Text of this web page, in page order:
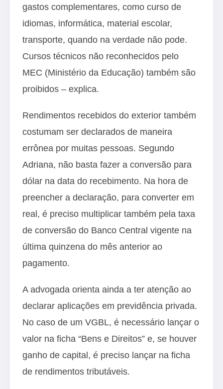
gastos complementares, como curso de
idiomas, informática, material escolar,
transporte, quando na verdade não pode.
Cursos técnicos não reconhecidos pelo
MEC (Ministério da Educação) também são
proibidos – explica.
Rendimentos recebidos do exterior também
costumam ser declarados de maneira
errônea por muitas pessoas. Segundo
Adriana, não basta fazer a conversão para
dólar na data do recebimento. Na hora de
preencher a declaração, para converter em
real, é preciso multiplicar também pela taxa
de conversão do Banco Central vigente na
última quinzena do mês anterior ao
pagamento.
A advogada orienta ainda a ter atenção ao
declarar aplicações em previdência privada.
No caso de um VGBL, é necessário lançar o
valor na ficha “Bens e Direitos” e, se houver
ganho de capital, é preciso lançar na ficha
de rendimentos tributáveis.